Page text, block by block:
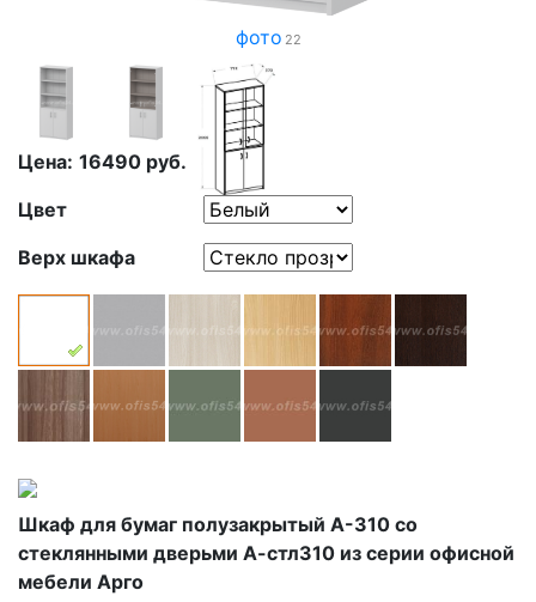
фото 22
Цена: 16490 руб.
Цвет
Верх шкафа
Шкаф для бумаг полузакрытый А-310 со
стеклянными дверьми А-стл310 из серии офисной
мебели Арго